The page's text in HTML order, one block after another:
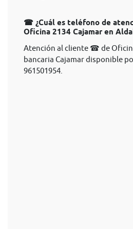
☎ ¿Cuál es teléfono de
Oficina 2134 Cajamar en
Atención al cliente ☎ de
bancaria Cajamar disponible
961501954.